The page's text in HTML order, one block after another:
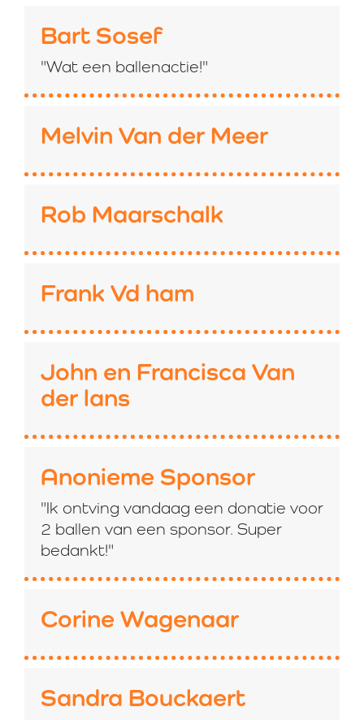
Bart Sosef
"Wat een ballenactie!"
Melvin Van der Meer
Rob Maarschalk
Frank Vd ham
John en Francisca Van
der lans
Anonieme Sponsor
"Ik ontving vandaag een donatie voor
2 ballen van een sponsor. Super
bedankt!"
Corine Wagenaar
Sandra Bouckaert